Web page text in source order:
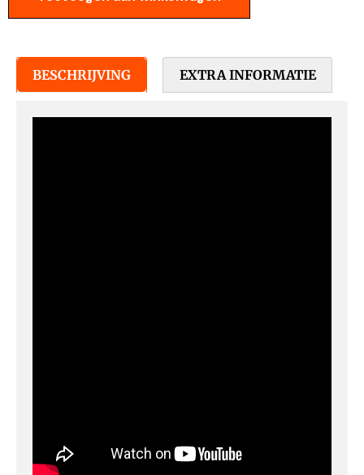
BESCHRIJVING EXTRA INFORMATIE